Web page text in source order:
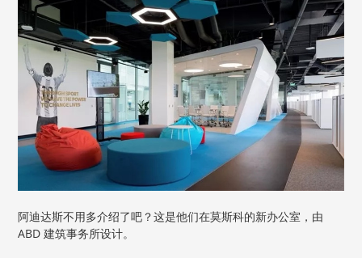
阿迪达斯不用多介绍了吧？这是他们在莫斯科的新办公室，由
ABD 建筑事务所设计。